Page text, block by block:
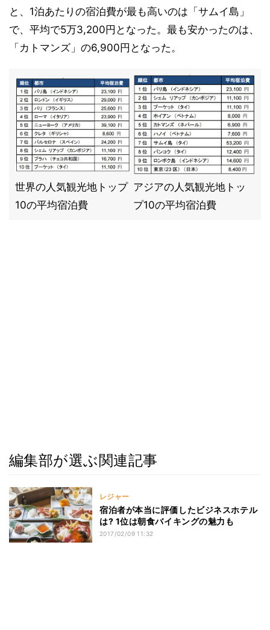
と、1泊あたりの宿泊費が最も高いのは「サムイ島」
で、平均で5万3,200円となった。最も安かったのは、
「カトマンズ」の6,900円となった。
世界の人気観光地トップ
10の平均宿泊費
アジアの人気観光地トッ
プ10の平均宿泊費
編集部が選ぶ関連記事
レジャー
宿泊者が本当に評価したビジネスホテル
は? 1位は朝食バイキングの魅力も
2017/02/09 11:32